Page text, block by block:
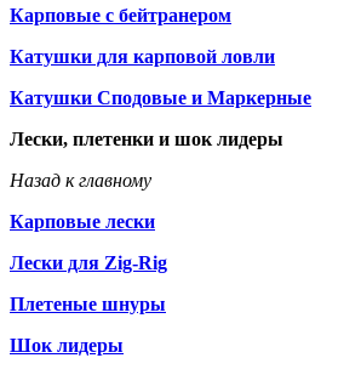
Карповые с бейтранером
Катушки для карповой ловли
Катушки Сподовые и Маркерные
Лески, плетенки и шок лидеры
Назад к главному
Карповые лески
Лески для Zig-Rig
Плетеные шнуры
Шок лидеры